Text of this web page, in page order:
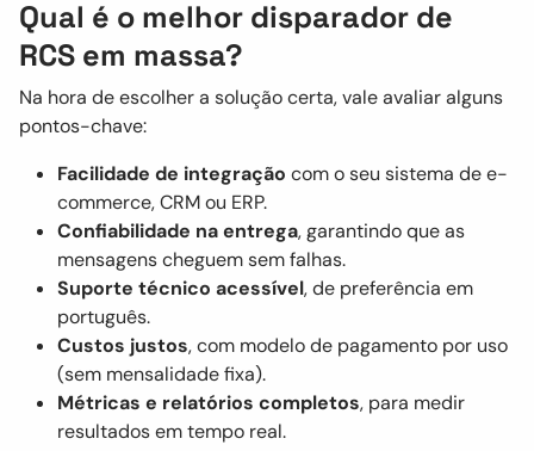
Qual é o melhor disparador de
RCS em massa?
Na hora de escolher a solução certa, vale avaliar alguns
pontos-chave:
Facilidade de integração com o seu sistema de e-
commerce, CRM ou ERP.
Confiabilidade na entrega, garantindo que as
mensagens cheguem sem falhas.
Suporte técnico acessível, de preferência em
português.
Custos justos, com modelo de pagamento por uso
(sem mensalidade fixa).
Métricas e relatórios completos, para medir
resultados em tempo real.